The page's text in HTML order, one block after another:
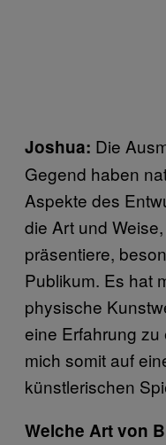
Joshua: Die
Gegend haben
Aspekte des
die Art und
präsentiere,
Publikum. Es hat
physische
eine Erfahrung
mich somit auf
künstlerischen
Welche Art von